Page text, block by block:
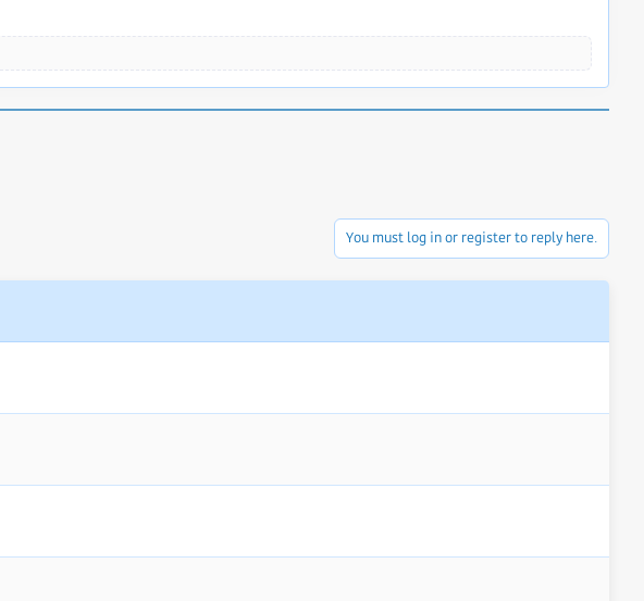
You must log in or register to reply here.